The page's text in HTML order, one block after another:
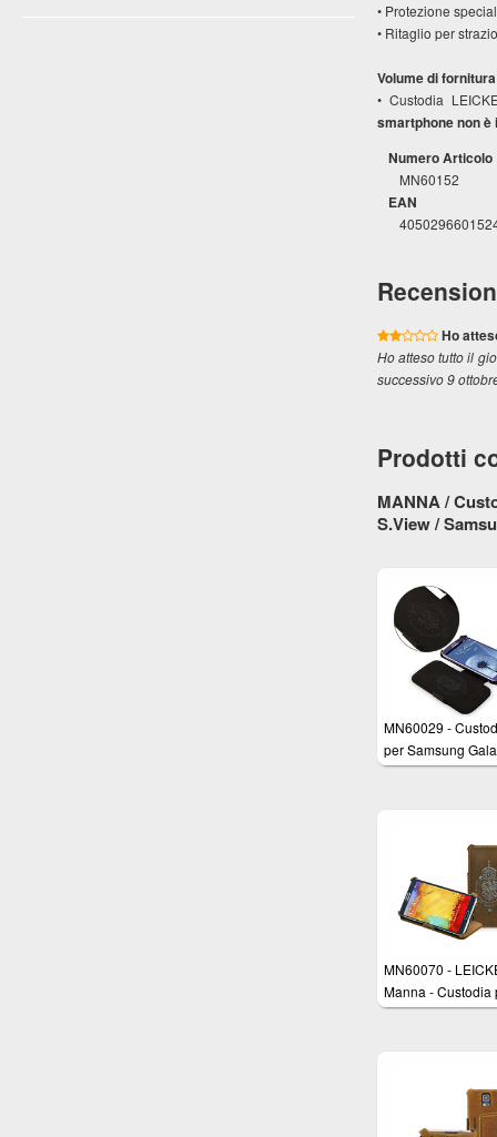
• Protezione
• Ritaglio per
Volume di
• Custodia
smartphone non è
Numero Articolo
MN60152
EAN
Ho
Ho atteso tutto il
successivo 9
Prodotti
MANNA /
S.View /
MN60029 -
per Samsung
S3-i9300 Ultra
MN60070 -
Manna - Custodia
Samsung Galaxy
cuciture bianche
a mano